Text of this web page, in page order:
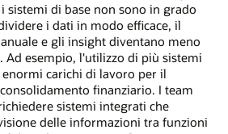
sistemi di base non sono in grado
i dati in modo efficace, il
e gli insight diventano meno
Ad esempio, l'utilizzo di più sistemi
carichi di lavoro per il
finanziario. I team
sistemi integrati che
delle informazioni tra funzioni